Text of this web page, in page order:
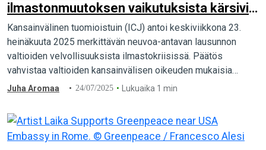
ilmastonmuutoksen vaikutuksista kärsiviä
yhteisöjä
Kansainvälinen tuomioistuin (ICJ) antoi keskiviikkona 23.
heinäkuuta 2025 merkittävän neuvoa-antavan lausunnon
valtioiden velvollisuuksista ilmastokriisissä. Päätös
vahvistaa valtioiden kansainvälisen oikeuden mukaisia
velvollisuuksia
Juha Aromaa 24/07/2025 Lukuaika 1 min